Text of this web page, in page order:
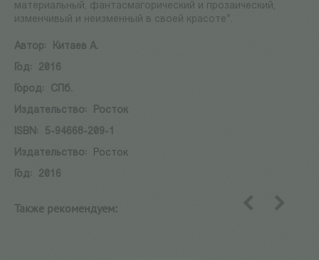
материальный, фантасмагорический и прозаический,
изменчивый и неизменный в своей красоте".
Автор:
Китаев А.
Год:
2016
Город:
СПб.
Издательство:
Росток
ISBN:
5-94668-209-1
Издательство:
Росток
Год:
2016
Также рекомендуем: